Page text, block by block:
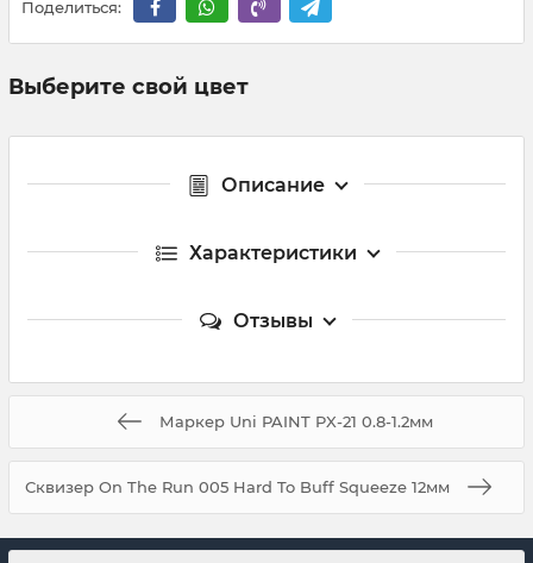
Поделиться:
Выберите свой цвет
Описание
Характеристики
Отзывы
Маркер Uni PAINT PX-21 0.8-1.2мм
Сквизер On The Run 005 Hard To Buff Squeeze 12мм